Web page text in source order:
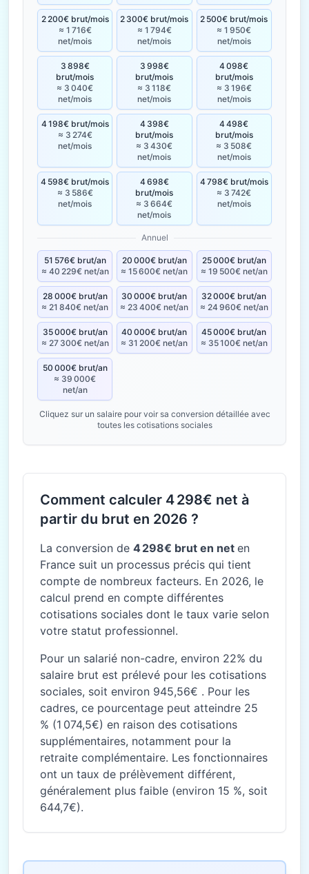
2 200€ brut/mois
≈ 1 716€
net/mois
2 300€ brut/mois
≈ 1 794€
net/mois
2 500€ brut/mois
≈ 1 950€
net/mois
3 898€
brut/mois
≈ 3 040€
net/mois
3 998€
brut/mois
≈ 3 118€
net/mois
4 098€
brut/mois
≈ 3 196€
net/mois
4 198€ brut/mois
≈ 3 274€
net/mois
4 398€
brut/mois
≈ 3 430€
net/mois
4 498€
brut/mois
≈ 3 508€
net/mois
4 598€ brut/mois
≈ 3 586€
net/mois
4 698€
brut/mois
≈ 3 664€
net/mois
4 798€ brut/mois
≈ 3 742€
net/mois
Annuel
51 576€ brut/an
≈ 40 229€ net/an
20 000€ brut/an
≈ 15 600€ net/an
25 000€ brut/an
≈ 19 500€ net/an
28 000€ brut/an
≈ 21 840€ net/an
30 000€ brut/an
≈ 23 400€ net/an
32 000€ brut/an
≈ 24 960€ net/an
35 000€ brut/an
≈ 27 300€ net/an
40 000€ brut/an
≈ 31 200€ net/an
45 000€ brut/an
≈ 35 100€ net/an
50 000€ brut/an
≈ 39 000€
net/an
Cliquez sur un salaire pour voir sa conversion détaillée avec
toutes les cotisations sociales
Comment calculer 4 298€ net à
partir du brut en 2026 ?
La conversion de 4 298€ brut en net en
France suit un processus précis qui tient
compte de nombreux facteurs. En 2026, le
calcul prend en compte différentes
cotisations sociales dont le taux varie selon
votre statut professionnel.
Pour un salarié non-cadre, environ 22% du
salaire brut est prélevé pour les cotisations
sociales, soit environ 945,56€ . Pour les
cadres, ce pourcentage peut atteindre 25
% (1 074,5€) en raison des cotisations
supplémentaires, notamment pour la
retraite complémentaire. Les fonctionnaires
ont un taux de prélèvement différent,
généralement plus faible (environ 15 %, soit
644,7€).